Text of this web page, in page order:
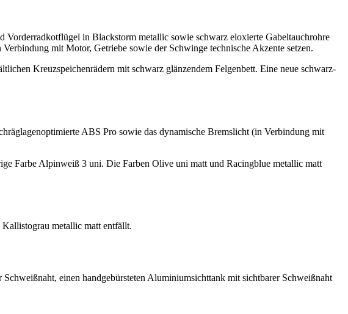
Vorderradkotflügel in Blackstorm metallic sowie schwarz eloxierte Gabeltauchrohre
mit Motor, Getriebe sowie der Schwinge technische Akzente setzen.
Kreuzspeichenrädern mit schwarz glänzendem Felgenbett. Eine neue schwarz-
ABS Pro sowie das dynamische Bremslicht (in Verbindung mit
Farbe Alpinweiß 3 uni. Die Farben Olive uni matt und Racingblue metallic matt
metallic matt entfällt.
einen handgebürsteten Aluminiumsichttank mit sichtbarer Schweißnaht